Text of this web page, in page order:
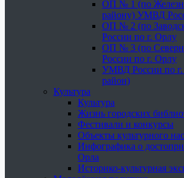
ОП № 1 (по
району) УМВД
ОП № 2 (по
России по г. Орлу
ОП № 3 (по
России по г. Орлу
УМВД России по г.
район)
Культура
Культура
Жизнь городских
Фестивали и конкурсы
Объекты культурного
Инфографика о
Орла
Историко-культурная